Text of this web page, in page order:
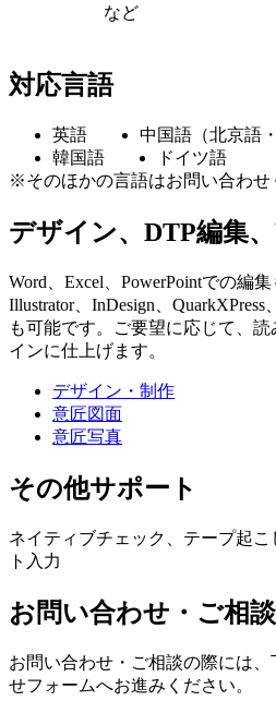
など
対応言語
英語
中国語（北京語
韓国語
ドイツ語
※そのほかの言語はお問い合わせ
デザイン、DTP編集
Word、Excel、PowerPointでの編
Illustrator、InDesign、
も可能です。ご要望に応じて、
インに仕上げます。
デザイン・制作
意匠図面
意匠写真
その他サポート
ネイティブチェック、テープ起
ト入力
お問い合わせ・ご相談
お問い合わせ・ご相談の際には
せフォームへお進みください。